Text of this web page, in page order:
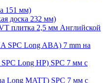
151 мм)
доска 232 мм)
плитка 2,5 мм Английской
SPC Long ABA) 7 mm на
Long HP) SPC 7 мм с
Long MATT) SPC 7 мм с